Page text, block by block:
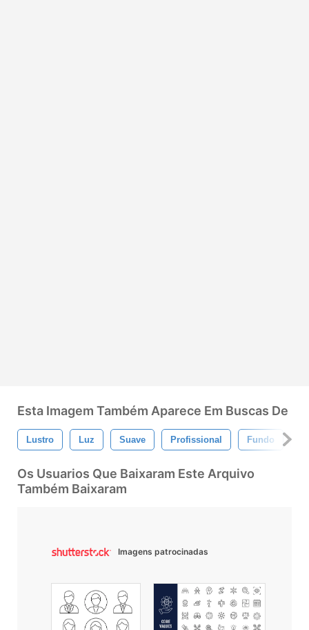
Esta Imagem Também Aparece Em Buscas De
Lustro Luz Suave Profissional Fundo
Os Usuarios Que Baixaram Este Arquivo
Também Baixaram
Imagens patrocinadas